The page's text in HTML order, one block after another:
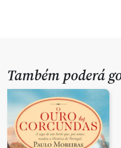
Também poderá